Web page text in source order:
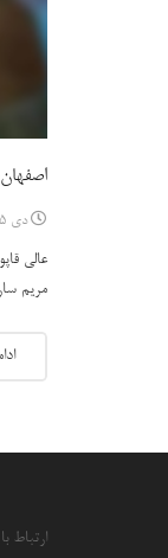
دی 25, 1401
مریم
ارتباط